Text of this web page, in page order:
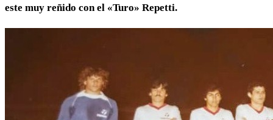
este muy reñido con el «Turo» Repetti.